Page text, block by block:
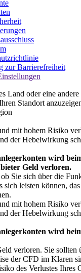
zur Barrierefreiheit
Land oder eine
Standort
mit hohem Risiko
der Hebelwirkung
wird
Geld verloren.
Sie sich über die
sich leisten können,
mit hohem Risiko
der Hebelwirkung
wird
verloren. Sie sollten
der CFD im Klaren
des Verlustes Ihres